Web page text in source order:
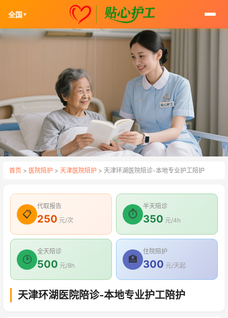
全国 ▼
首页 > 医院陪护 > 天津医院陪护 > 天津环湖医院陪诊-本地专业护工陪护
📋
代取报告
250 元/次
⏱
半天陪诊
350 元/4h
🕑
全天陪诊
500 元/8h
🏥
住院陪护
300 元/天起
天津环湖医院陪诊-本地专业护工陪护